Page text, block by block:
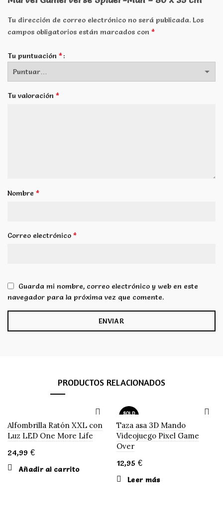
Tu dirección de correo electrónico no será publicada. Los
campos obligatorios están marcados con *
Tu puntuación *
Tu valoración *
Nombre *
Correo electrónico *
Guarda mi nombre, correo electrónico y web en este
navegador para la próxima vez que comente.
PRODUCTOS RELACIONADOS
Alfombrilla Ratón XXL con
Luz LED One More Life
24,99 €
Añadir al carrito
SOLD
Taza asa 3D Mando
Videojuego Pixel Game
Over
12,95 €
Leer más